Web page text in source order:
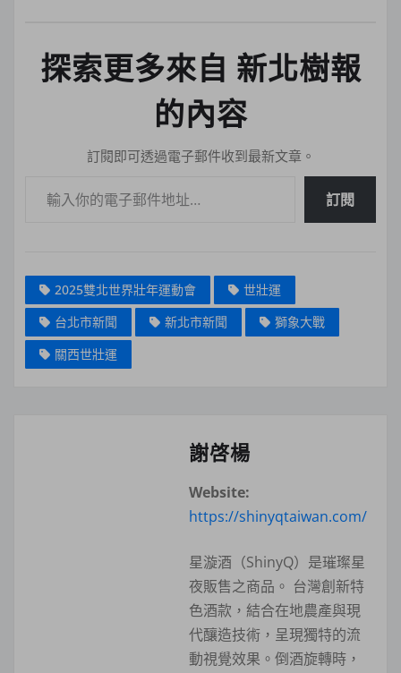
探索更多來自 新北樹報
的內容
訂閱即可透過電子郵件收到最新文章。
訂閱
2025雙北世界壯年運動會
世壯運
台北市新聞
新北市新聞
獅象大戰
關西世壯運
謝啓楊
Website:
https://shinyqtaiwan.com/
星漩酒（ShinyQ）是璀璨星
夜販售之商品。 台灣創新特
色酒款，結合在地農產與現
代釀造技術，呈現獨特的流
動視覺效果。倒酒旋轉時，